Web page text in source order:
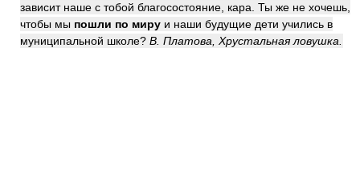
зависит наше с тобой благосостояние, кара. Ты же не хочешь,
чтобы мы пошли по миру и наши будущие дети учились в
муниципальной школе? В. Платова, Хрустальная ловушка.